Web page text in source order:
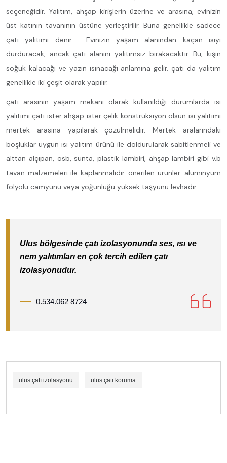
seçeneğidir. Yalıtım, ahşap kirişlerin üzerine ve arasına, evinizin
üst katının tavanının üstüne yerleştirilir. Buna genellikle sadece
çatı yalıtımı denir . Evinizin yaşam alanından kaçan ısıyı
durduracak, ancak çatı alanını yalıtımsız bırakacaktır. Bu, kışın
soğuk kalacağı ve yazın ısınacağı anlamına gelir. çatı da yalıtım
genellikle iki çeşit olarak yapılır.
çatı arasının yaşam mekanı olarak kullanıldığı durumlarda ısı
yalıtımı çatı ister ahşap ister çelik konstrüksiyon olsun ısı yalıtımı
mertek arasına yapılarak çözülmelidir. Mertek aralarındaki
boşluklar uygun ısı yalıtım ürünü ile doldurularak sabitlenmeli ve
alttan alçıpan, osb, sunta, plastik lambiri, ahşap lambiri gibi v.b
tavan malzemeleri ile kaplanmalıdır. önerilen ürünler: aluminyum
folyolu camyünü veya yoğunluğu yüksek taşyünü levhadır.
Ulus bölgesinde çatı izolasyonunda ses, ısı ve
nem yalıtımları en çok tercih edilen çatı
izolasyonudur.
0.534.062 8724
ulus çatı izolasyonu ulus çatı koruma